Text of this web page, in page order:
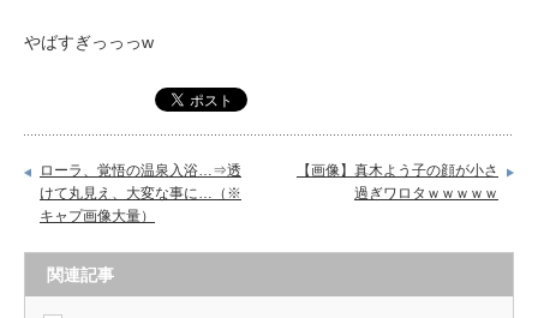
やばすぎっっっw
ローラ、覚悟の温泉入浴…⇒透
けて丸見え、大変な事に…（※
キャプ画像大量）
【画像】真木よう子の顔が小さ
過ぎワロタｗｗｗｗｗ
関連記事